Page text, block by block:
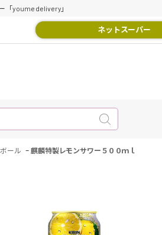
「youme delivery」
ネットスーパー
ール -麒麟特製レモンサワー５００ｍｌ